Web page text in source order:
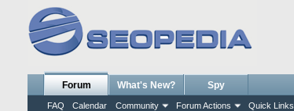
Forum
FAQ Calendar Community Forum Actions Quick Links
What's New? Spy